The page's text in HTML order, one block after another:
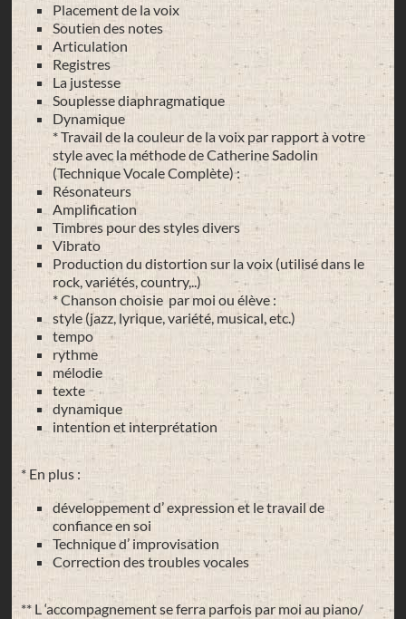
Placement de la voix
Soutien des notes
Articulation
Registres
La justesse
Souplesse diaphragmatique
Dynamique
* Travail de la couleur de la voix par rapport à votre
style avec la méthode de Catherine Sadolin
(Technique Vocale Complète) :
Résonateurs
Amplification
Timbres pour des styles divers
Vibrato
Production du distortion sur la voix (utilisé dans le
rock, variétés, country,..)
* Chanson choisie par moi ou élève :
style (jazz, lyrique, variété, musical, etc.)
tempo
rythme
mélodie
texte
dynamique
intention et interprétation
* En plus :
développement d’ expression et le travail de
confiance en soi
Technique d’ improvisation
Correction des troubles vocales
** L ‘accompagnement se ferra parfois par moi au piano/